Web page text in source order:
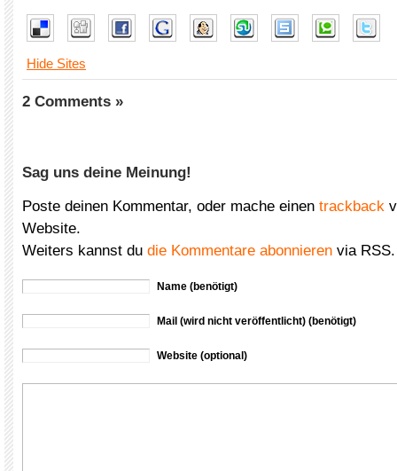
Hide Sites
2 Comments »
Sag uns deine Meinung!
Poste deinen Kommentar, oder mache einen trackback
Website.
Weiters kannst du die Kommentare abonnieren via RSS.
Name (benötigt)
Mail (wird nicht veröffentlicht) (benötigt)
Website (optional)